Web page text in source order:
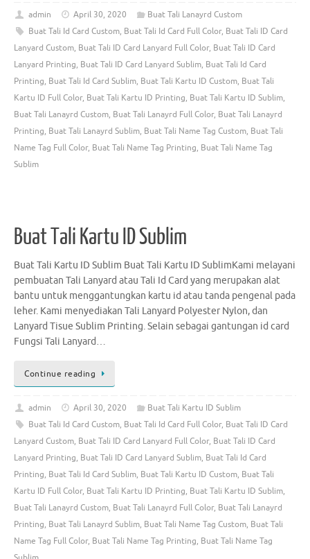
admin April 30, 2020
Buat Tali Lanayrd Custom
Buat Tali Id Card Custom, Buat Tali Id Card Full Color, Buat Tali ID Card
Lanyard Custom, Buat Tali ID Card Lanyard Full Color, Buat Tali ID Card
Lanyard Printing, Buat Tali ID Card Lanyard Sublim, Buat Tali Id Card
Printing, Buat Tali Id Card Sublim, Buat Tali Kartu ID Custom, Buat Tali
Kartu ID Full Color, Buat Tali Kartu ID Printing, Buat Tali Kartu ID Sublim,
Buat Tali Lanayrd Custom, Buat Tali Lanayrd Full Color, Buat Tali Lanayrd
Printing, Buat Tali Lanayrd Sublim, Buat Tali Name Tag Custom, Buat Tali
Name Tag Full Color, Buat Tali Name Tag Printing, Buat Tali Name Tag
Sublim
Buat Tali Kartu ID Sublim
Buat Tali Kartu ID Sublim Buat Tali Kartu ID SublimKami melayani
pembuatan Tali Lanyard atau Tali Id Card yang merupakan alat
bantu untuk menggantungkan kartu id atau tanda pengenal pada
leher. Kami menyediakan Tali Lanyard Polyester Nylon, dan
Lanyard Tisue Sublim Printing. Selain sebagai gantungan id card
Fungsi Tali Lanyard…
Continue reading
admin April 30, 2020
Buat Tali Kartu ID Sublim
Buat Tali Id Card Custom, Buat Tali Id Card Full Color, Buat Tali ID Card
Lanyard Custom, Buat Tali ID Card Lanyard Full Color, Buat Tali ID Card
Lanyard Printing, Buat Tali ID Card Lanyard Sublim, Buat Tali Id Card
Printing, Buat Tali Id Card Sublim, Buat Tali Kartu ID Custom, Buat Tali
Kartu ID Full Color, Buat Tali Kartu ID Printing, Buat Tali Kartu ID Sublim,
Buat Tali Lanayrd Custom, Buat Tali Lanayrd Full Color, Buat Tali Lanayrd
Printing, Buat Tali Lanayrd Sublim, Buat Tali Name Tag Custom, Buat Tali
Name Tag Full Color, Buat Tali Name Tag Printing, Buat Tali Name Tag